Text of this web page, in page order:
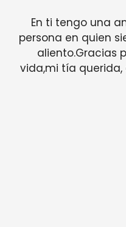
En ti tengo una
persona en quien
aliento.Gracias
vida,mi tía